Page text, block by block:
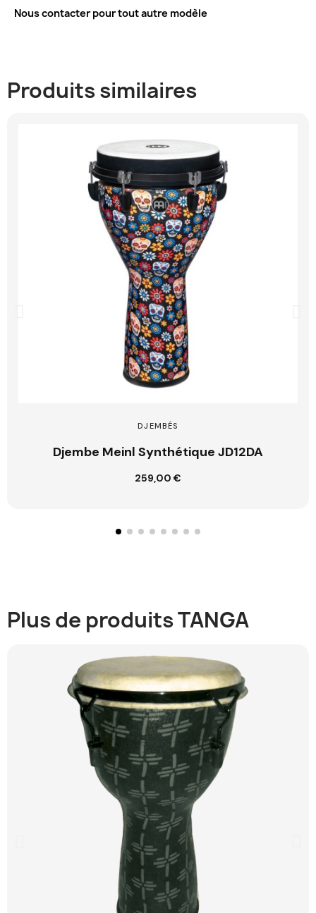
Nous contacter pour tout autre modèle
Produits similaires
DJEMBÉS
Djembe Meinl Synthétique JD12DA
259,00 €
Ajouter au panier
Plus de produits TANGA